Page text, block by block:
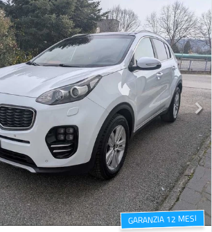
GARANZIA 12 MESI